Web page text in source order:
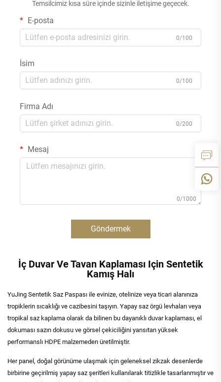
Temsilcimiz kısa süre içinde sizinle iletişime geçecek.
E-posta
0/100
İsim
0/100
Firma Adı
0/200
Mesaj
0/1000
Göndermek
İç Duvar Ve Tavan Kaplaması Için Sentetik
Kamış Halı
YuJing Sentetik Saz Paspası ile evinize, otelinize veya ticari alanınıza
tropiklerin sıcaklığı ve cazibesini taşıyın. Yapay saz örgü levhaları veya
tropikal saz kaplama olarak da bilinen bu dayanıklı duvar kaplaması, el
dokuması sazın dokusu ve görsel çekiciliğini yansıtan yüksek
performanslı HDPE malzemeden üretilmiştir.
Her panel, doğal görünüme ulaşmak için geleneksel zikzak desenlerde
birbirine geçirilmiş yapay saz şeritleri kullanılarak titizlikle tasarlanmıştır ve